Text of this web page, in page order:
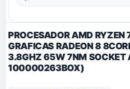
PROCESADOR AMD
GRAFICAS RADEON 8
3.8GHZ 65W 7NM
100000263BOX)